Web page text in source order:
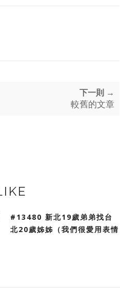
下一則 →
較舊的文章
#13480 新北19歲弟弟找台
北20歲姊姊（我們很愛用表情